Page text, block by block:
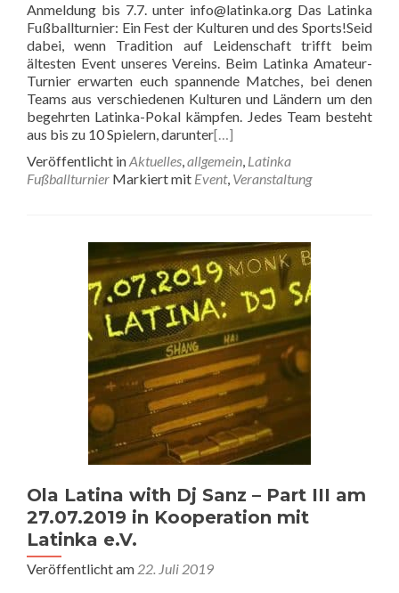
Anmeldung bis 7.7. unter info@latinka.org Das Latinka
Fußballturnier: Ein Fest der Kulturen und des Sports!Seid
dabei, wenn Tradition auf Leidenschaft trifft beim
ältesten Event unseres Vereins. Beim Latinka Amateur-
Turnier erwarten euch spannende Matches, bei denen
Teams aus verschiedenen Kulturen und Ländern um den
begehrten Latinka-Pokal kämpfen. Jedes Team besteht
aus bis zu 10 Spielern, darunter[…]
Veröffentlicht inAktuelles,allgemein, Latinka
Fußballturnier Markiert mit Event, Veranstaltung
Ola Latina with Dj Sanz – Part III am
27.07.2019 in Kooperation mit
Latinka e.V.
Veröffentlicht am 22. Juli 2019